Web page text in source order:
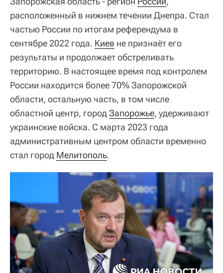
расположенный в нижнем течении Днепра. Стал
частью России по итогам референдума в
сентябре 2022 года. Киев не признаёт его
результаты и продолжает обстреливать
территорию. В настоящее время под контролем
России находится более 70% Запорожской
области, остальную часть, в том числе
областной центр, городЗапорожье, удерживают
украинские войска. С марта 2023 года
административным центром области временно
стал город Мелитополь.